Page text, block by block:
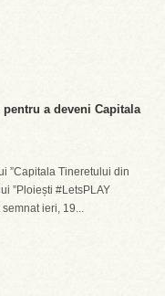
a deveni Capitala
”Capitala Tineretului din
”Ploiești #LetsPLAY
ieri, 19...